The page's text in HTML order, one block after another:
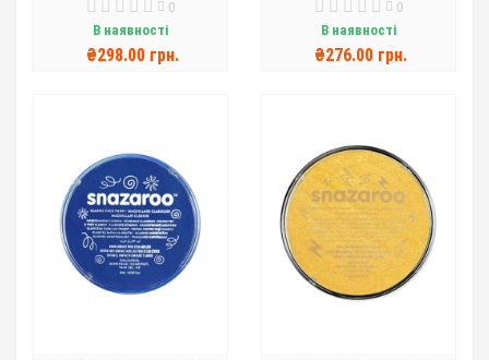
0
В наявності
₴298.00 грн.
0
В наявності
₴276.00 грн.